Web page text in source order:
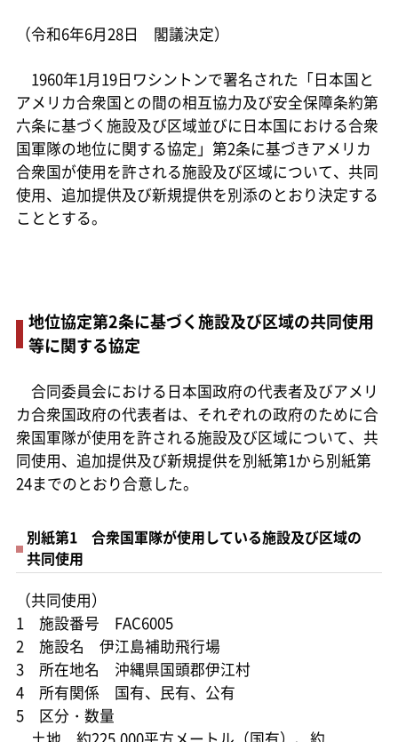
（令和6年6月28日 閣議決定）
1960年1月19日ワシントンで署名された「日本国と
アメリカ合衆国との間の相互協力及び安全保障条約第
六条に基づく施設及び区域並びに日本国における合衆
国軍隊の地位に関する協定」第2条に基づきアメリカ
合衆国が使用を許される施設及び区域について、共同
使用、追加提供及び新規提供を別添のとおり決定する
こととする。
地位協定第2条に基づく施設及び区域の共同使用
等に関する協定
合同委員会における日本国政府の代表者及びアメリ
カ合衆国政府の代表者は、それぞれの政府のために合
衆国軍隊が使用を許される施設及び区域について、共
同使用、追加提供及び新規提供を別紙第1から別紙第
24までのとおり合意した。
別紙第1 合衆国軍隊が使用している施設及び区域の
共同使用
（共同使用）
1 施設番号 FAC6005
2 施設名 伊江島補助飛行場
3 所在地名 沖縄県国頭郡伊江村
4 所有関係 国有、民有、公有
5 区分・数量